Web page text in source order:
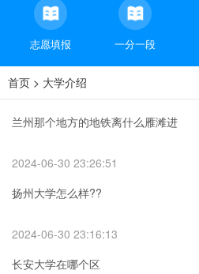
志愿填报 一分一段
首页 > 大学介绍
兰州那个地方的地铁离什么雁滩进
2024-06-30 23:26:51
扬州大学怎么样??
2024-06-30 23:16:13
长安大学在哪个区